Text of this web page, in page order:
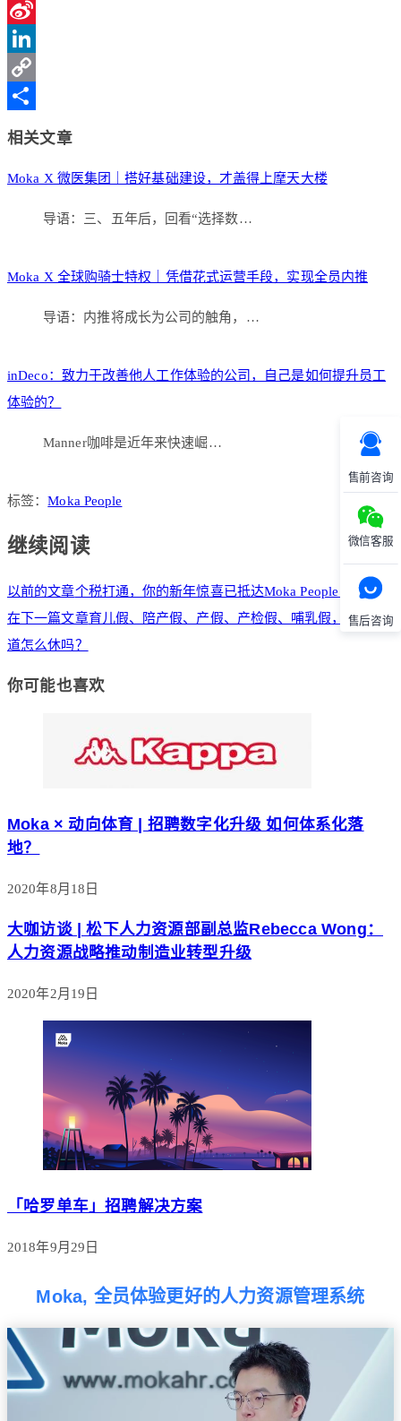
售前咨询
微信客服
售后咨询
Qzone
Sina
Weibo
LinkedIn
Copy
相关文章
Moka X 微医集团｜搭好基础建设，才盖得上摩天大楼
导语：三、五年后，回看“选择数…
Moka X 全球购骑士特权｜凭借花式运营手段，实现全员内推
导语：内推将成长为公司的触角，…
inDeco：致力于改善他人工作体验的公司，自己是如何提升员工
体验的？
Manner咖啡是近年来快速崛…
标签：Moka People
继续阅读
以前的文章个税打通，你的新年惊喜已抵达Moka People！
在下一篇文章育儿假、陪产假、产假、产检假、哺乳假，你都知
道怎么休吗？
你可能也喜欢
Moka × 动向体育 | 招聘数字化升级 如何体系化落
地？
2020年8月18日
大咖访谈 | 松下人力资源部副总监Rebecca Wong：
人力资源战略推动制造业转型升级
2020年2月19日
「哈罗单车」招聘解决方案
2018年9月29日
Moka, 全员体验更好的人力资源管理系统